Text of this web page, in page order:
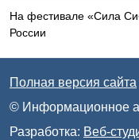
На фестивале «Сила
России
Полная версия сайта
© Информационное
Разработка: Веб-